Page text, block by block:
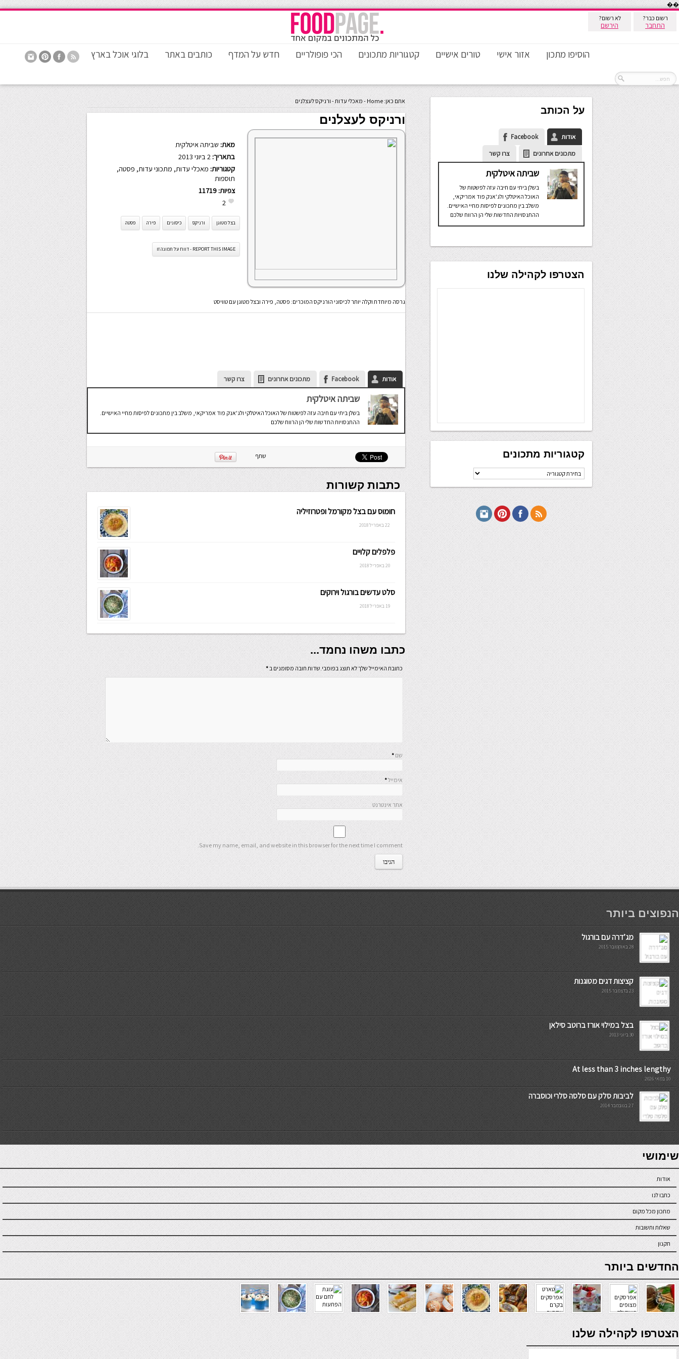
��
רשום כבר?
התחבר
לא רשום?
הירשם
הוסיפו מתכון אזור אישי טורים אישיים קטגוריות מתכונים הכי פופולריים חדש על המדף כותבים באתר בלוגי אוכל בארץ
אתם כאן: Home
- מאכלי עדות-ורניקס לעצלנים
ורניקס לעצלנים
מאת: שביתה איטלקית
בתאריך:
קטגוריות: מאכלי עדות, מתכוני עדות, פסטה,
תוספות
צפיות: 11719
2
בצל מטוגן ורניקס כיסונים פירה פסטה
REPORT THIS IMAGE - דווח על תמונה זו
גרסה מיוחדת וקלה יותר לכיסוני הורניקס המוכרים: פסטה, פירה ובצל מטוגן עם טוויסט
אודות Facebook מתכונים אחרונים צרו קשר
שביתה איטלקית
בשלן ביתי עם חיבה עזה לפשטות של האוכל האיטלקי ולג'אנק פוד אמריקאי, משלב בין מתכונים לפיסות מחיי האישיים.
ההתנסויות החדשות שלי הן הרווח שלכם
שתף
כתבות קשורות
חומוס עם בצל מקורמל ופטרוזיליה
22 באפריל 2018
פלפלים קלויים
20 באפריל 2018
סלט עדשים בורגול וירוקים
19 באפריל 2018
כתבו משהו נחמד...
כתובת האימייל שלך לא תוצג בפומבי.שדות חובה מסומנים ב*
שם *
אימייל*
אתר אינטרנט
Save my name, email, and website in this browser for the next time I comment.
על הכותב
אודות
Facebook
מתכונים אחרונים
צרו קשר
שביתה איטלקית
בשלן ביתי עם חיבה עזה לפשטות של
האוכל האיטלקי ולג'אנק פוד אמריקאי,
משלב בין מתכונים לפיסות מחיי האישיים.
ההתנסויות החדשות שלי הן הרווח שלכם
הצטרפו לקהילה שלנו
קטגוריות מתכונים
קטגוריות
מתכונים
мостбет кг
הנפוצים ביותר
מג’דרה עם בורגול
28 באוקטובר 2015
קציצות דגים מטוגנות
23 בדצמבר 2015
בצל במילוי אורז ברוטב סילאן
30 ביוני 2013
At less than 3 inches lengthy
10 במאי 2026
לביבות סלק עם סלסה סלרי וכוסברה
27 בנובמבר 2014
7slots
seriöse online casinos österreich
שימושי
אודות
כתבו לנו
מתכון מכל מקום
שאלות ותשובות
תקנון
online casino
החדשים ביותר
verde casino
הצטרפו לקהילה שלנו